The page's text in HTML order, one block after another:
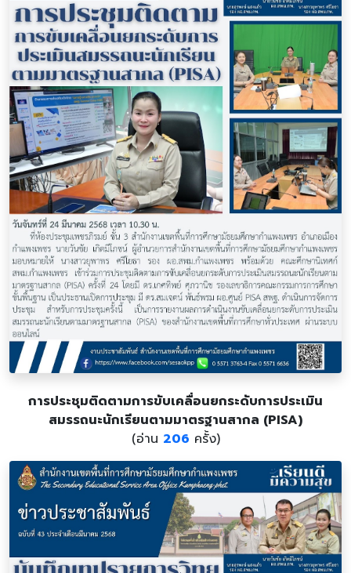
การประชุมติดตามการขับเคลื่อนยกระดับการประเมิน
สมรรถนะนักเรียนตามมาตรฐานสากล (PISA)
(อ่าน 206 ครั้ง)